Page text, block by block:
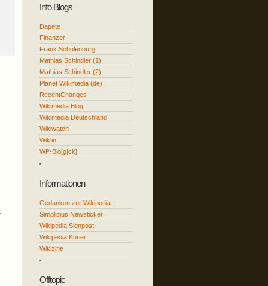
Info Blogs
Dapete
Finanzer
Frank Schulenburg
Mathias Schindler (1)
Mathias Schindler (2)
Planet Wikimedia (de)
RecentChanges
Wikimedia Blog
Wikimedia Deutschland
Wikiwatch
Wiklin
WP-Blo[g|ck]
Informationen
Gedanken zur Wikipedia
Simplicius Newsticker
Wikipedia Signpost
Wikipedia:Kurier
Wikizine
Offtopic